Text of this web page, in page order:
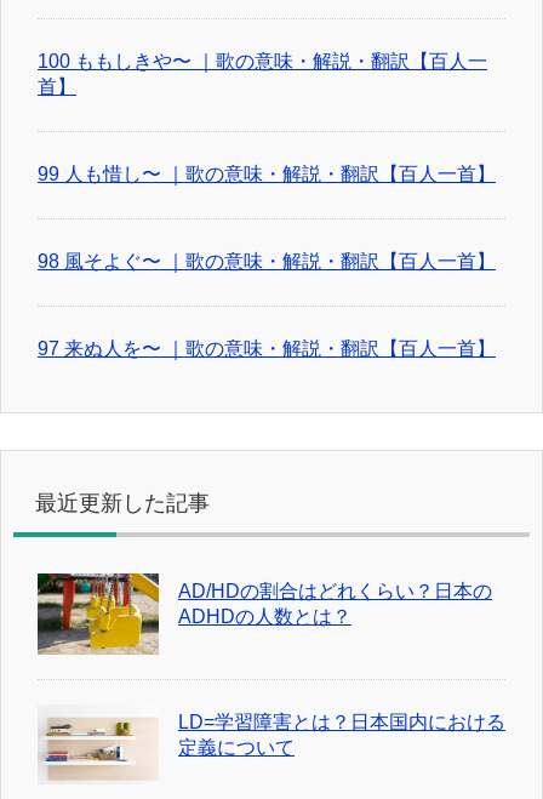
100 ももしきや〜 ｜歌の意味・解説・翻訳【百人一
首】
99 人も惜し〜 ｜歌の意味・解説・翻訳【百人一首】
98 風そよぐ〜 ｜歌の意味・解説・翻訳【百人一首】
97 来ぬ人を〜 ｜歌の意味・解説・翻訳【百人一首】
最近更新した記事
AD/HDの割合はどれくらい？日本の
ADHDの人数とは？
LD=学習障害とは？日本国内における
定義について